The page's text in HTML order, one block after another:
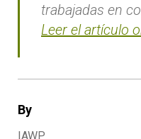
By
IAWP
trabajadas en
Leer el artículo